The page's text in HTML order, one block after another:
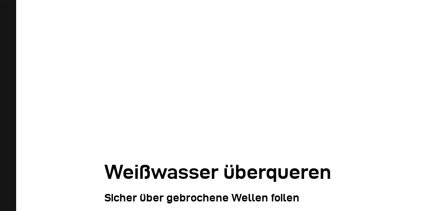
Weißwasser überqueren
Sicher über gebrochene Wellen foilen